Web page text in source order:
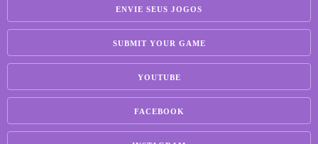
ENVIE SEUS JOGOS
SUBMIT YOUR GAME
YOUTUBE
FACEBOOK